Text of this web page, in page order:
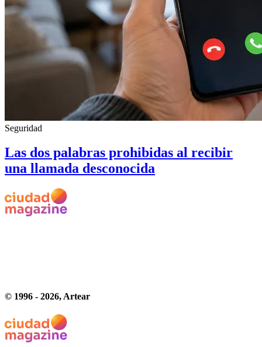
Seguridad
Las dos palabras prohibidas al recibir
una llamada desconocida
© 1996 - 2026, Artear